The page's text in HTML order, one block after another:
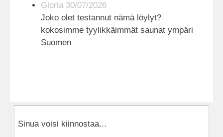
Gloria 30/07/2026
Joko olet testannut nämä löylyt?
kokosimme tyylikkäimmät saunat ympäri
Suomen
Sinua voisi kiinnostaa...